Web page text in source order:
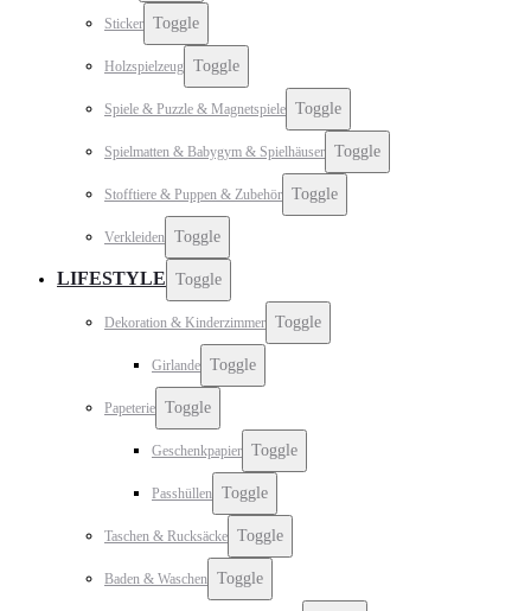
Sticker Toggle
Holzspielzeug Toggle
Spiele & Puzzle & Magnetspiele Toggle
Spielmatten & Babygym & Spielhäuser Toggle
Stofftiere & Puppen & Zubehör Toggle
Verkleiden Toggle
LIFESTYLE Toggle
Dekoration & Kinderzimmer Toggle
Girlande Toggle
Papeterie Toggle
Geschenkpapier Toggle
Passhüllen Toggle
Taschen & Rucksäcke Toggle
Baden & Waschen Toggle